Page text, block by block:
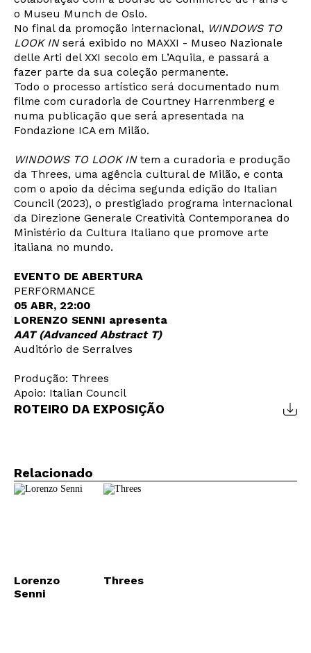
o Museu Munch de Oslo.
No final da promoção internacional, WINDOWS TO
LOOK INserá exibido no MAXXI - Museo Nazionale
delle Arti del XXI secolo em L’Aquila, e passará a
fazer parte da sua coleção permanente.
Todo o processo artístico será documentado num
filme com curadoria de Courtney Harrenmberg e
numa publicação que será apresentada na
Fondazione ICA em Milão.
WINDOWS TO LOOK INtem a curadoria e produção
da Threes, uma agência cultural de Milão, e conta
com o apoio da décima segunda edição do Italian
Council (2023), o prestigiado programa internacional
da Direzione Generale Creatività Contemporanea do
Ministério da Cultura Italiano que promove arte
italiana no mundo.
EVENTO DE ABERTURA
PERFORMANCE
05 ABR, 22:00
LORENZO SENNI apresenta
AAT (Advanced Abstract T)
Auditório de Serralves
Produção: Threes
Apoio: Italian Council
ROTEIRO DA EXPOSIÇÃO
Relacionado
Lorenzo
Senni
Threes
Newsletter
Interesses